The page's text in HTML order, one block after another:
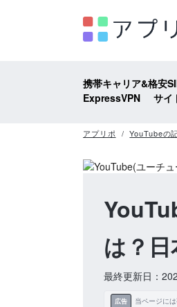
携帯キャリア&格安
ExpressVPN
サイ
アプリポ YouTubeの
は？
最終更新日：
広告 当ページに